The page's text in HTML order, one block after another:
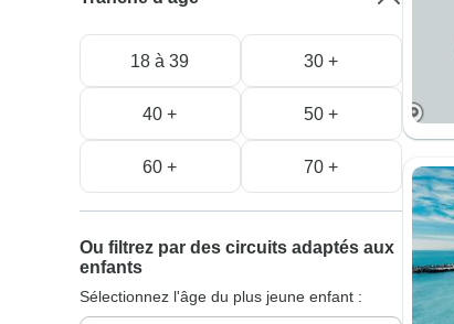
18 à 39 30 +
40 + 50 +
60 + 70 +
Ou filtrez par des circuits adaptés aux
enfants
Sélectionnez l'âge du plus jeune enfant :